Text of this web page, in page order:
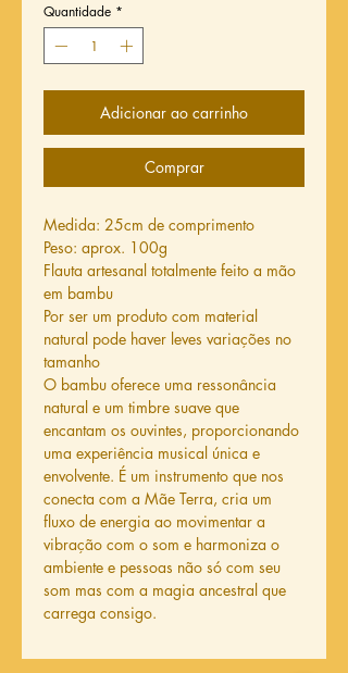
Quantidade *
Adicionar ao carrinho
Comprar
Medida: 25cm de comprimento
Peso: aprox. 100g
Flauta artesanal totalmente feito a mão
em bambu
Por ser um produto com material
natural pode haver leves variações no
tamanho
O bambu oferece uma ressonância
natural e um timbre suave que
encantam os ouvintes, proporcionando
uma experiência musical única e
envolvente. É um instrumento que nos
conecta com a Mãe Terra, cria um
fluxo de energia ao movimentar a
vibração com o som e harmoniza o
ambiente e pessoas não só com seu
som mas com a magia ancestral que
carrega consigo.